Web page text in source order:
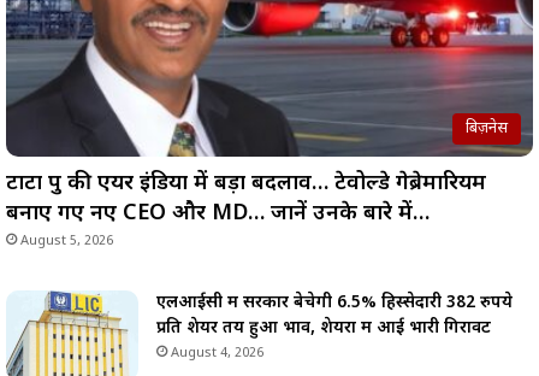
बिज़नेस
टाटा ग्रुप की एयर इंडिया में बड़ा बदलाव… टेवोल्डे गेब्रेमारियम
बनाए गए नए CEO और MD… जानें उनके बारे में…
August 5, 2026
एलआईसी में सरकार बेचेगी 6.5% हिस्सेदारी 382 रुपये
प्रति शेयर तय हुआ भाव, शेयरों में आई भारी गिरावट
August 4, 2026